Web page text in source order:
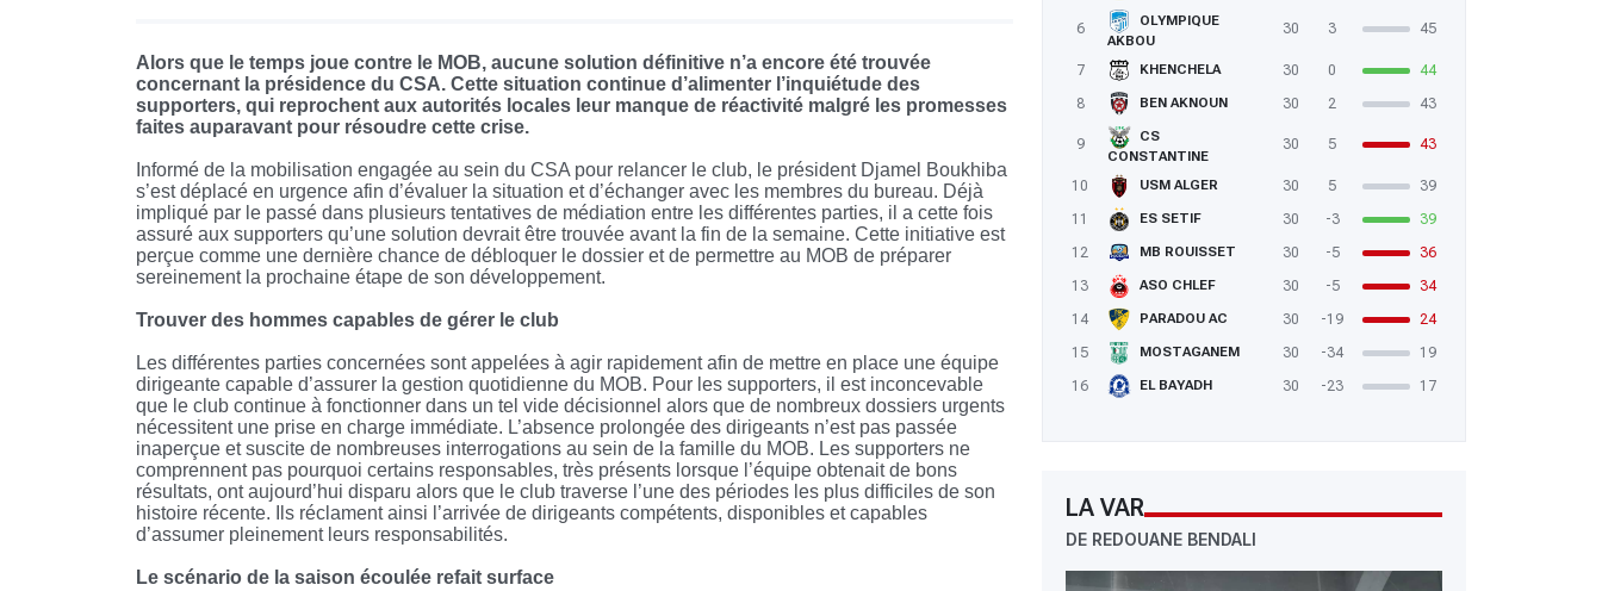
6
OLYMPIQUE
AKBOU
30 3 45
7 KHENCHELA 30 0
44
8
BEN AKNOUN 30 2 43
9
CS
CONSTANTINE
30 5 43
10 USM ALGER 30 5
39
11
ES SETIF 30 -3
39
12
MB ROUISSET 30 -5
36
13
ASO CHLEF 30 -5
34
14
PARADOU AC 30 -19
24
15
MOSTAGANEM 30 -34
19
16
EL BAYADH 30 -23 17
LA VAR
DE REDOUANE BENDALI
Alors que le temps joue contre le MOB, aucune solution définitive n’a encore été trouvée
concernant la présidence du CSA. Cette situation continue d’alimenter l’inquiétude des
supporters, qui reprochent aux autorités locales leur manque de réactivité malgré les promesses
faites auparavant pour résoudre cette crise.
Informé de la mobilisation engagée au sein du CSA pour relancer le club, le président Djamel Boukhiba
s’est déplacé en urgence afin d’évaluer la situation et d’échanger avec les membres du bureau. Déjà
impliqué par le passé dans plusieurs tentatives de médiation entre les différentes parties, il a cette fois
assuré aux supporters qu’une solution devrait être trouvée avant la fin de la semaine. Cette initiative est
perçue comme une dernière chance de débloquer le dossier et de permettre au MOB de préparer
sereinement la prochaine étape de son développement.
Trouver des hommes capables de gérer le club
Les différentes parties concernées sont appelées à agir rapidement afin de mettre en place une équipe
dirigeante capable d’assurer la gestion quotidienne du MOB. Pour les supporters, il est inconcevable
que le club continue à fonctionner dans un tel vide décisionnel alors que de nombreux dossiers urgents
nécessitent une prise en charge immédiate. L’absence prolongée des dirigeants n’est pas passée
inaperçue et suscite de nombreuses interrogations au sein de la famille du MOB. Les supporters ne
comprennent pas pourquoi certains responsables, très présents lorsque l’équipe obtenait de bons
résultats, ont aujourd’hui disparu alors que le club traverse l’une des périodes les plus difficiles de son
histoire récente. Ils réclament ainsi l’arrivée de dirigeants compétents, disponibles et capables
d’assumer pleinement leurs responsabilités.
Le scénario de la saison écoulée refait surface